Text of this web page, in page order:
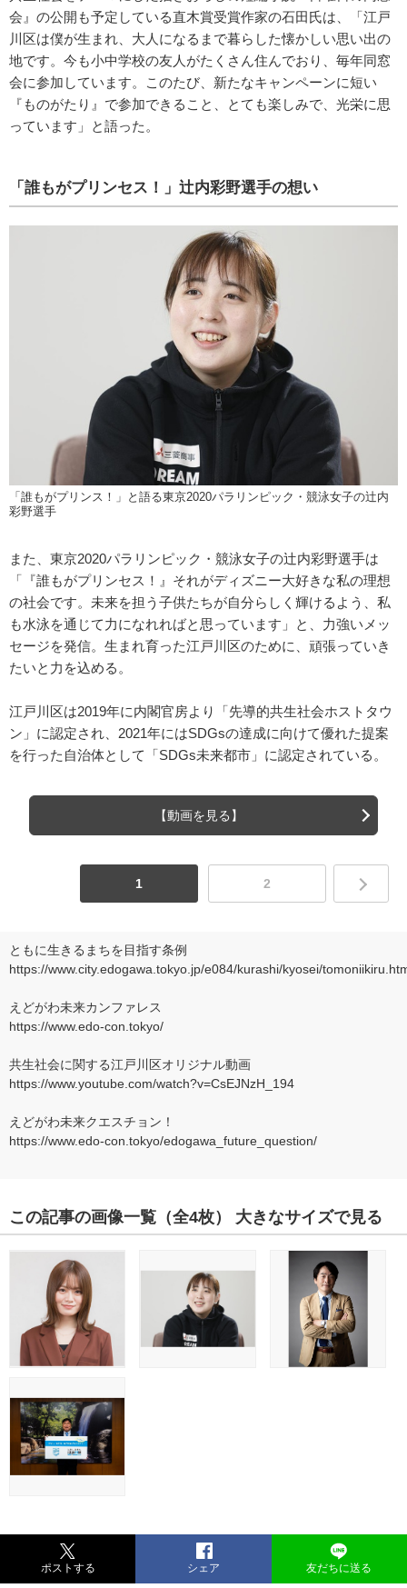
会』の公開も予定している直木賞受賞作家の石田氏は、「江戸
川区は僕が生まれ、大人になるまで暮らした懐かしい思い出の
地です。今も小中学校の友人がたくさん住んでおり、毎年同窓
会に参加しています。このたび、新たなキャンペーンに短い
『ものがたり』で参加できること、とても楽しみで、光栄に思
っています」と語った。
「誰もがプリンセス！」辻内彩野選手の想い
「誰もがプリンス！」と語る東京2020パラリンピック・競泳女子の辻内
彩野選手
また、東京2020パラリンピック・競泳女子の辻内彩野選手は
「『誰もがプリンセス！』それがディズニー大好きな私の理想
の社会です。未来を担う子供たちが自分らしく輝けるよう、私
も水泳を通じて力になれればと思っています」と、力強いメッ
セージを発信。生まれ育った江戸川区のために、頑張っていき
たいと力を込める。
江戸川区は2019年に内閣官房より「先導的共生社会ホストタウ
ン」に認定され、2021年にはSDGsの達成に向けて優れた提案
を行った自治体として「SDGs未来都市」に認定されている。
【動画を見る】
1 2
ともに生きるまちを目指す条例
https://www.city.edogawa.tokyo.jp/e084/kurashi/kyosei/
えどがわ未来カンファレス
https://www.edo-con.tokyo/
共生社会に関する江戸川区オリジナル動画
https://www.youtube.com/watch?v=CsEJNzH_194
えどがわ未来クエスチョン！
https://www.edo-con.tokyo/edogawa_future_question/
この記事の画像一覧 （全4枚） 大きなサイズで見る
ポストする シェア 友だちに送る